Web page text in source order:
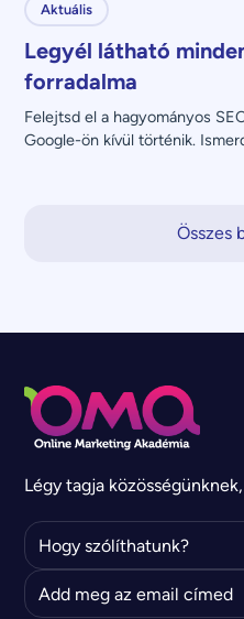
Aktuális
Legyél látható
forradalma
Felejtsd el a hagyományos
Google-ön kívül történik.
Összes
Légy tagja